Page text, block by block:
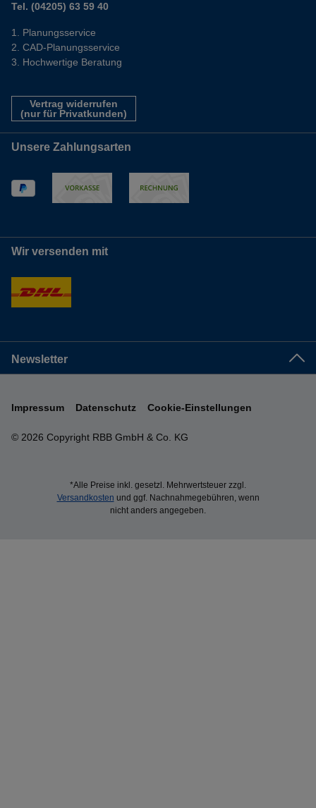
Tel. (04205) 63 59 40
Planungsservice
CAD-Planungsservice
Hochwertige Beratung
Vertrag widerrufen
(nur für Privatkunden)
Unsere Zahlungsarten
Wir versenden mit
Newsletter
© 2026 Copyright RBB GmbH & Co. KG
Impressum Datenschutz Cookie-Einstellungen
*Alle Preise inkl. gesetzl. Mehrwertsteuer zzgl.
Versandkosten und ggf. Nachnahmegebühren, wenn
nicht anders angegeben.